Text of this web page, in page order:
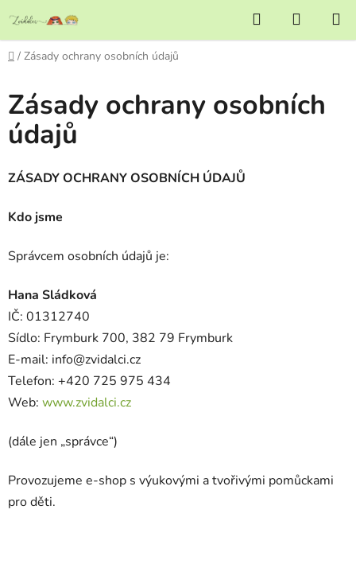
obsah
Hledat
KOŠÍK
Domů
/ Zásady ochrany osobních údajů
Zásady ochrany osobních
údajů
ZÁSADY OCHRANY OSOBNÍCH ÚDAJŮ
Kdo jsme
Správcem osobních údajů je:
Hana Sládková
IČ: 01312740
Sídlo: Frymburk 700, 382 79 Frymburk
E-mail: info@zvidalci.cz
Telefon: +420 725 975 434
Web: www.zvidalci.cz
(dále jen „správce“)
Provozujeme e-shop s výukovými a tvořivými pomůckami
pro děti.